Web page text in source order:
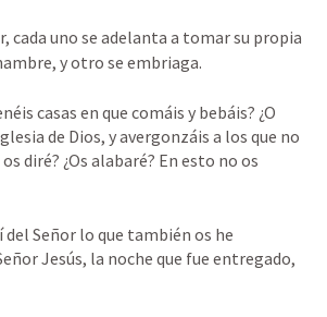
cada uno se adelanta a tomar su propia
y otro se embriaga.
casas en que comáis y bebáis? ¿O
de Dios, y avergonzáis a los que no
diré? ¿Os alabaré? En esto no os
del Señor lo que también os he
Jesús, la noche que fue entregado,